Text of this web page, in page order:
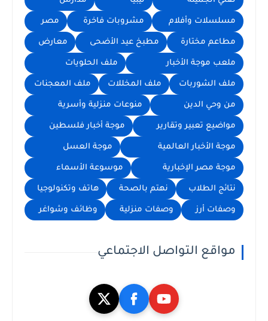
مسلسلات وأفلام مشروبات فاخرة مصر
مطاعم مختارة مطبخ عيد الأضحى معارض
ملعب موجة الأخبار ملف الحلويات
ملف الشوربات ملف المخللات ملف المعجنات
من وحي الدين منوعات منزلية وأسرية
مواضيع تعبير وتقارير موجة أخبار فلسطين
موجة الأخبار العالمية موجة العسل
موجة مصر الإخبارية موسوعة الأسماء
نتائج الطلاب نهتم بالصحة هاتف وتكنولوجيا
وصفات أرز وصفات منزلية وظائف وشواغر
مواقع التواصل الاجتماعي